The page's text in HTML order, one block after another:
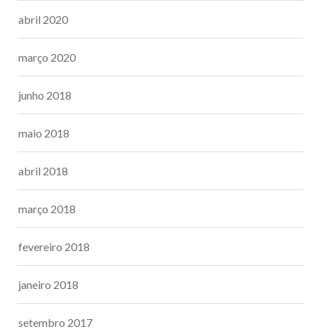
abril 2020
março 2020
junho 2018
maio 2018
abril 2018
março 2018
fevereiro 2018
janeiro 2018
setembro 2017